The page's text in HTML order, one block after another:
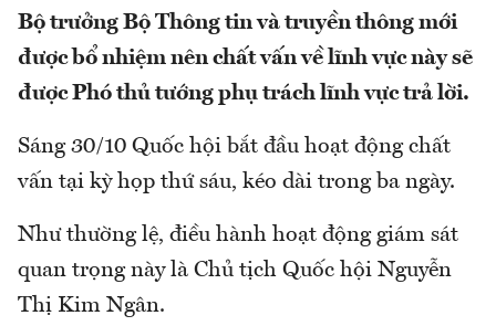
Bộ trưởng Bộ Thông tin và truyền thông mới
được bổ nhiệm nên chất vấn về lĩnh vực này sẽ
được Phó thủ tướng phụ trách lĩnh vực trả lời.
Sáng 30/10 Quốc hội bắt đầu hoạt động chất
vấn tại kỳ họp thứ sáu, kéo dài trong ba ngày.
Như thường lệ, điều hành hoạt động giám sát
quan trọng này là Chủ tịch Quốc hội Nguyễn
Thị Kim Ngân.